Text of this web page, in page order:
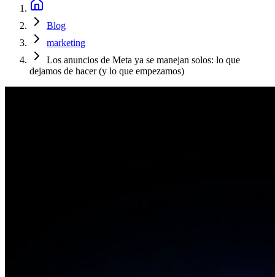
Blog
marketing
Los anuncios de Meta ya se manejan solos: lo que
dejamos de hacer (y lo que empezamos)